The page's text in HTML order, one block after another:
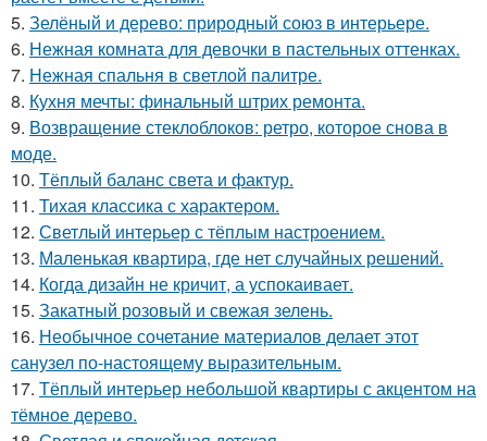
5. Зелёный и дерево: природный союз в интерьере.
6. Нежная комната для девочки в пастельных оттенках.
7. Нежная спальня в светлой палитре.
8. Кухня мечты: финальный штрих ремонта.
9. Возвращение стеклоблоков: ретро, которое снова в
моде.
10. Тёплый баланс света и фактур.
11. Тихая классика с характером.
12. Светлый интерьер с тёплым настроением.
13. Маленькая квартира, где нет случайных решений.
14. Когда дизайн не кричит, а успокаивает.
15. Закатный розовый и свежая зелень.
16. Необычное сочетание материалов делает этот
санузел по-настоящему выразительным.
17. Тёплый интерьер небольшой квартиры с акцентом на
тёмное дерево.